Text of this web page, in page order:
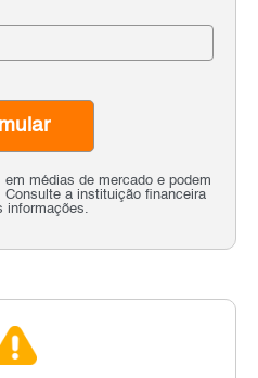
médias de mercado e podem
a instituição financeira
informações.